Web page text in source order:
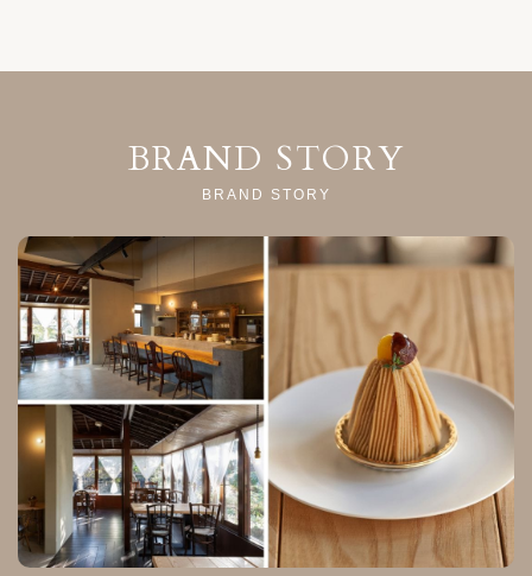
BRAND STORY
BRAND STORY